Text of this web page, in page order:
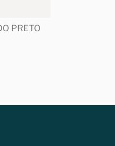
PRETO